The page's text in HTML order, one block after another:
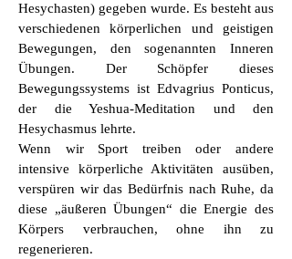
Hesychasten) gegeben wurde. Es besteht aus
verschiedenen körperlichen und geistigen
Bewegungen, den sogenannten Inneren
Übungen. Der Schöpfer dieses
Bewegungssystems ist Edvagrius Ponticus,
der die Yeshua-Meditation und den
Hesychasmus lehrte.
Wenn wir Sport treiben oder andere
intensive körperliche Aktivitäten ausüben,
verspüren wir das Bedürfnis nach Ruhe, da
diese „äußeren Übungen“ die Energie des
Körpers verbrauchen, ohne ihn zu
regenerieren.